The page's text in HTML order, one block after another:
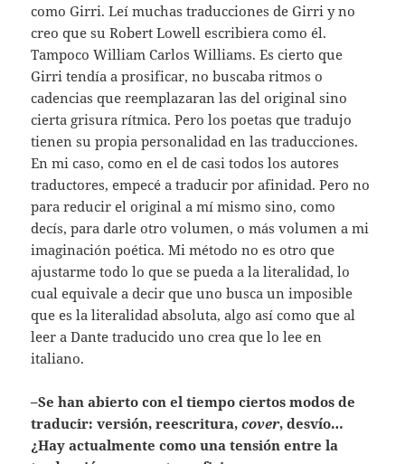
como Girri. Leí muchas traducciones de Girri y no
creo que su Robert Lowell escribiera como él.
Tampoco William Carlos Williams. Es cierto que
Girri tendía a prosificar, no buscaba ritmos o
cadencias que reemplazaran las del original sino
cierta grisura rítmica. Pero los poetas que tradujo
tienen su propia personalidad en las traducciones.
En mi caso, como en el de casi todos los autores
traductores, empecé a traducir por afinidad. Pero no
para reducir el original a mí mismo sino, como
decís, para darle otro volumen, o más volumen a mi
imaginación poética. Mi método no es otro que
ajustarme todo lo que se pueda a la literalidad, lo
cual equivale a decir que uno busca un imposible
que es la literalidad absoluta, algo así como que al
leer a Dante traducido uno crea que lo lee en
italiano.
–Se han abierto con el tiempo ciertos modos de
traducir: versión, reescritura,cover, desvío…
¿Hay actualmente como una tensión entre la